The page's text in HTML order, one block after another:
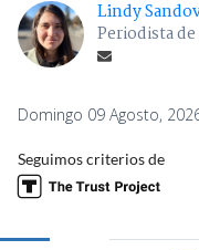
Lindy
Periodista
Domingo 09 Agosto,
Seguimos criterios de